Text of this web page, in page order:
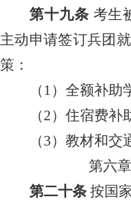
第十九条 考生
主动申请签订兵团
策：
（ 1）全额补助
（2）住宿费补
（3）教材和交
第六章
第二十条 按国